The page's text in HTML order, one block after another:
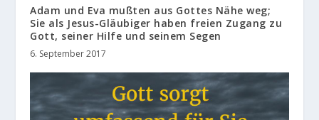
Adam und Eva mußten aus Gottes Nähe weg;
Sie als Jesus-Gläubiger haben freien Zugang zu
Gott, seiner Hilfe und seinem Segen
6. September 2017